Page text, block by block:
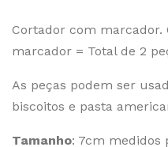
Cortador com marcador.
marcador = Total de 2
As peças podem ser
biscoitos e pasta
Tamanho: 7cm medidos